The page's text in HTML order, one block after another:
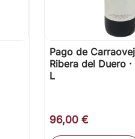
 Vista
Pago de
Ribera del Duero
L
96,00 €